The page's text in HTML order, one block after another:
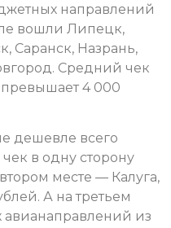
направлений
вошли Липецк,
Саранск, Назрань,
Средний чек
превышает 4 000
дешевле всего
в одну сторону
месте — Калуга,
А на третьем
авианаправлений из